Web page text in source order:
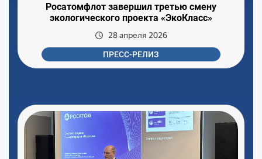
Росатомфлот завершил третью смену
экологического проекта «ЭкоКласс»
28 апреля 2026
ПРЕСС-РЕЛИЗ